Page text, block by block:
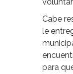
Cabe
le
para